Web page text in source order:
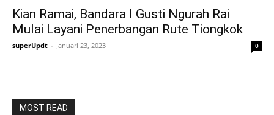
Kian Ramai, Bandara I Gusti Ngurah Rai
Mulai Layani Penerbangan Rute Tiongkok
superUpdt - Januari 23, 2023 0
MOST READ